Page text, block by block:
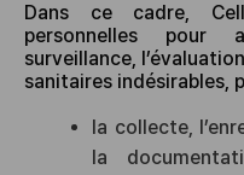
Dans ce cadre,
personnelles pour
surveillance,
sanitaires indésirables,
la collecte,
la